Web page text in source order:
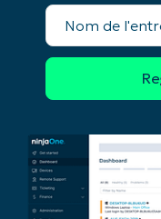
Nom
l'entreprise*